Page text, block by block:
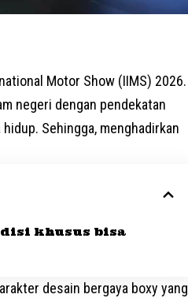
Motor Show (IIMS) 2026.
negeri dengan pendekatan
Sehingga, menghadirkan
khusus bisa
desain bergaya boxy yang